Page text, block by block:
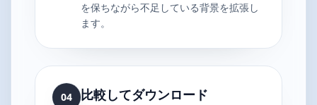
を保ちながら不足している背景を拡張し
ます。
04 比較してダウンロード